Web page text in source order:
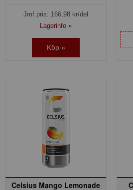
Jmf.pris: 166,98 kr/del
Lagerinfo »
Köp »
Celsius Mango Lemonade